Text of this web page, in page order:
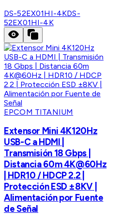
DS-52EX01HI-4KDS-
52EX01HI-4K
EPCOM TITANIUM
Extensor Mini 4K120Hz
USB-C a HDMI |
Transmisión 18 Gbps |
Distancia 60m 4K@60Hz
| HDR10 / HDCP 2.2 |
Protección ESD ±8KV |
Alimentación por Fuente
de Señal